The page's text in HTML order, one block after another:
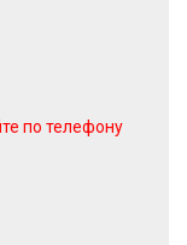
по телефону